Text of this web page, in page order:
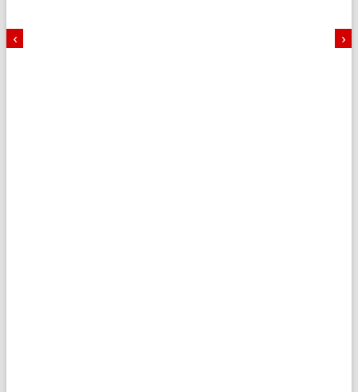
‹ ›